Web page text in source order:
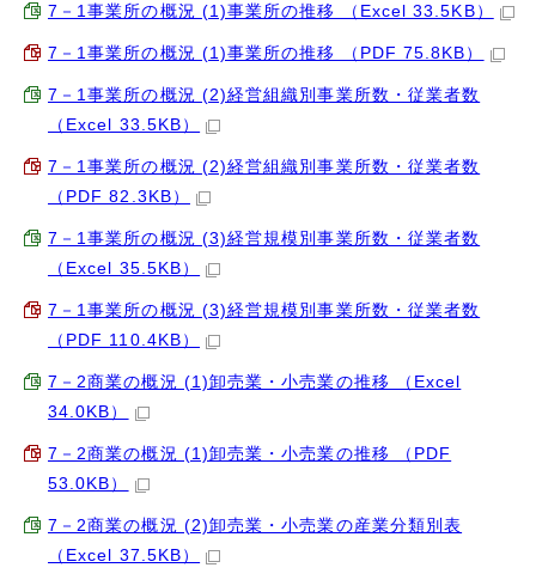
7－1事業所の概況 (1)事業所の推移 （Excel 33.5KB）
7－1事業所の概況 (1)事業所の推移 （PDF 75.8KB）
7－1事業所の概況 (2)経営組織別事業所数・従業者数
（Excel 33.5KB）
7－1事業所の概況 (2)経営組織別事業所数・従業者数
（PDF 82.3KB）
7－1事業所の概況 (3)経営規模別事業所数・従業者数
（Excel 35.5KB）
7－1事業所の概況 (3)経営規模別事業所数・従業者数
（PDF 110.4KB）
7－2商業の概況 (1)卸売業・小売業の推移 （Excel
34.0KB）
7－2商業の概況 (1)卸売業・小売業の推移 （PDF
53.0KB）
7－2商業の概況 (2)卸売業・小売業の産業分類別表
（Excel 37.5KB）